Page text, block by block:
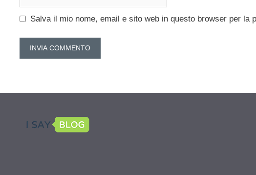
Salva il mio nome, email e sito web in questo browser per la